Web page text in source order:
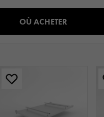
OÙ ACHETER